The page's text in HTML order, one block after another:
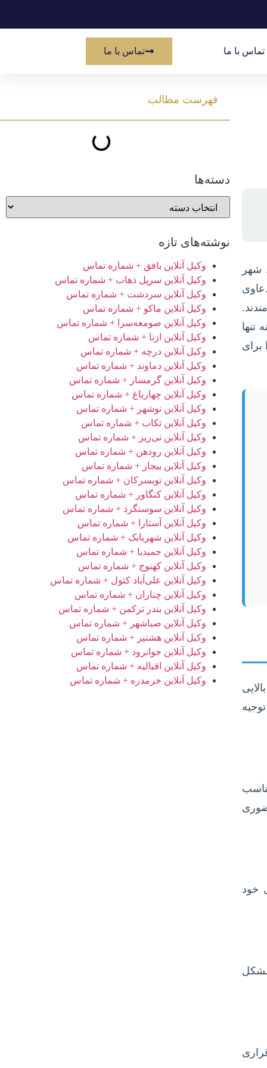
تماس با ما تماس با ما
شهر
تنها
برای
خود
فهرست مطالب
دسته‌ها
نوشته‌های تازه
وکیل آنلاین بافق + شماره تماس
وکیل آنلاین سرپل ذهاب + شماره تماس
وکیل آنلاین سردشت + شماره تماس
وکیل آنلاین ماکو + شماره تماس
وکیل آنلاین صومعه‌سرا + شماره تماس
وکیل آنلاین ازنا + شماره تماس
وکیل آنلاین درچه + شماره تماس
وکیل آنلاین دماوند + شماره تماس
وکیل آنلاین گرمسار + شماره تماس
وکیل آنلاین چهارباغ + شماره تماس
وکیل آنلاین نوشهر + شماره تماس
وکیل آنلاین تکاب + شماره تماس
وکیل آنلاین نی‌ریز + شماره تماس
وکیل آنلاین رودهن + شماره تماس
وکیل آنلاین بیجار + شماره تماس
وکیل آنلاین تویسرکان + شماره تماس
وکیل آنلاین کنگاور + شماره تماس
وکیل آنلاین سوسنگرد + شماره تماس
وکیل آنلاین آستارا + شماره تماس
وکیل آنلاین شهربابک + شماره تماس
وکیل آنلاین حمیدیا + شماره تماس
وکیل آنلاین کهنوج + شماره تماس
وکیل آنلاین علی‌آباد کتول + شماره تماس
وکیل آنلاین چناران + شماره تماس
وکیل آنلاین بندر ترکمن + شماره تماس
وکیل آنلاین صباشهر + شماره تماس
وکیل آنلاین هشتپر + شماره تماس
وکیل آنلاین جوانرود + شماره تماس
وکیل آنلاین اقبالیه + شماره تماس
وکیل آنلاین خرمدره + شماره تماس